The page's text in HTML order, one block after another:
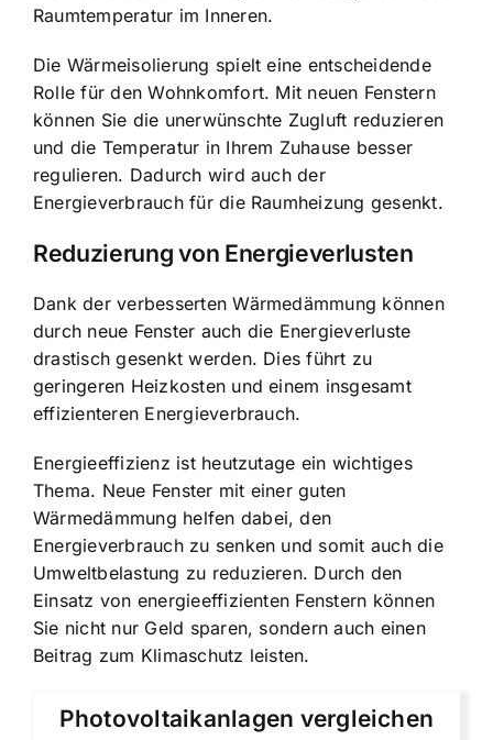
Raumtemperatur im Inneren.
Die Wärmeisolierung spielt eine entscheidende
Rolle für den Wohnkomfort. Mit neuen Fenstern
können Sie die unerwünschte Zugluft reduzieren
und die Temperatur in Ihrem Zuhause besser
regulieren. Dadurch wird auch der
Energieverbrauch für die Raumheizung gesenkt.
Reduzierung von Energieverlusten
Dank der verbesserten Wärmedämmung können
durch neue Fenster auch die Energieverluste
drastisch gesenkt werden. Dies führt zu
geringeren Heizkosten und einem insgesamt
effizienteren Energieverbrauch.
Energieeffizienz ist heutzutage ein wichtiges
Thema. Neue Fenster mit einer guten
Wärmedämmung helfen dabei, den
Energieverbrauch zu senken und somit auch die
Umweltbelastung zu reduzieren. Durch den
Einsatz von energieeffizienten Fenstern können
Sie nicht nur Geld sparen, sondern auch einen
Beitrag zum Klimaschutz leisten.
Photovoltaikanlagen vergleichen